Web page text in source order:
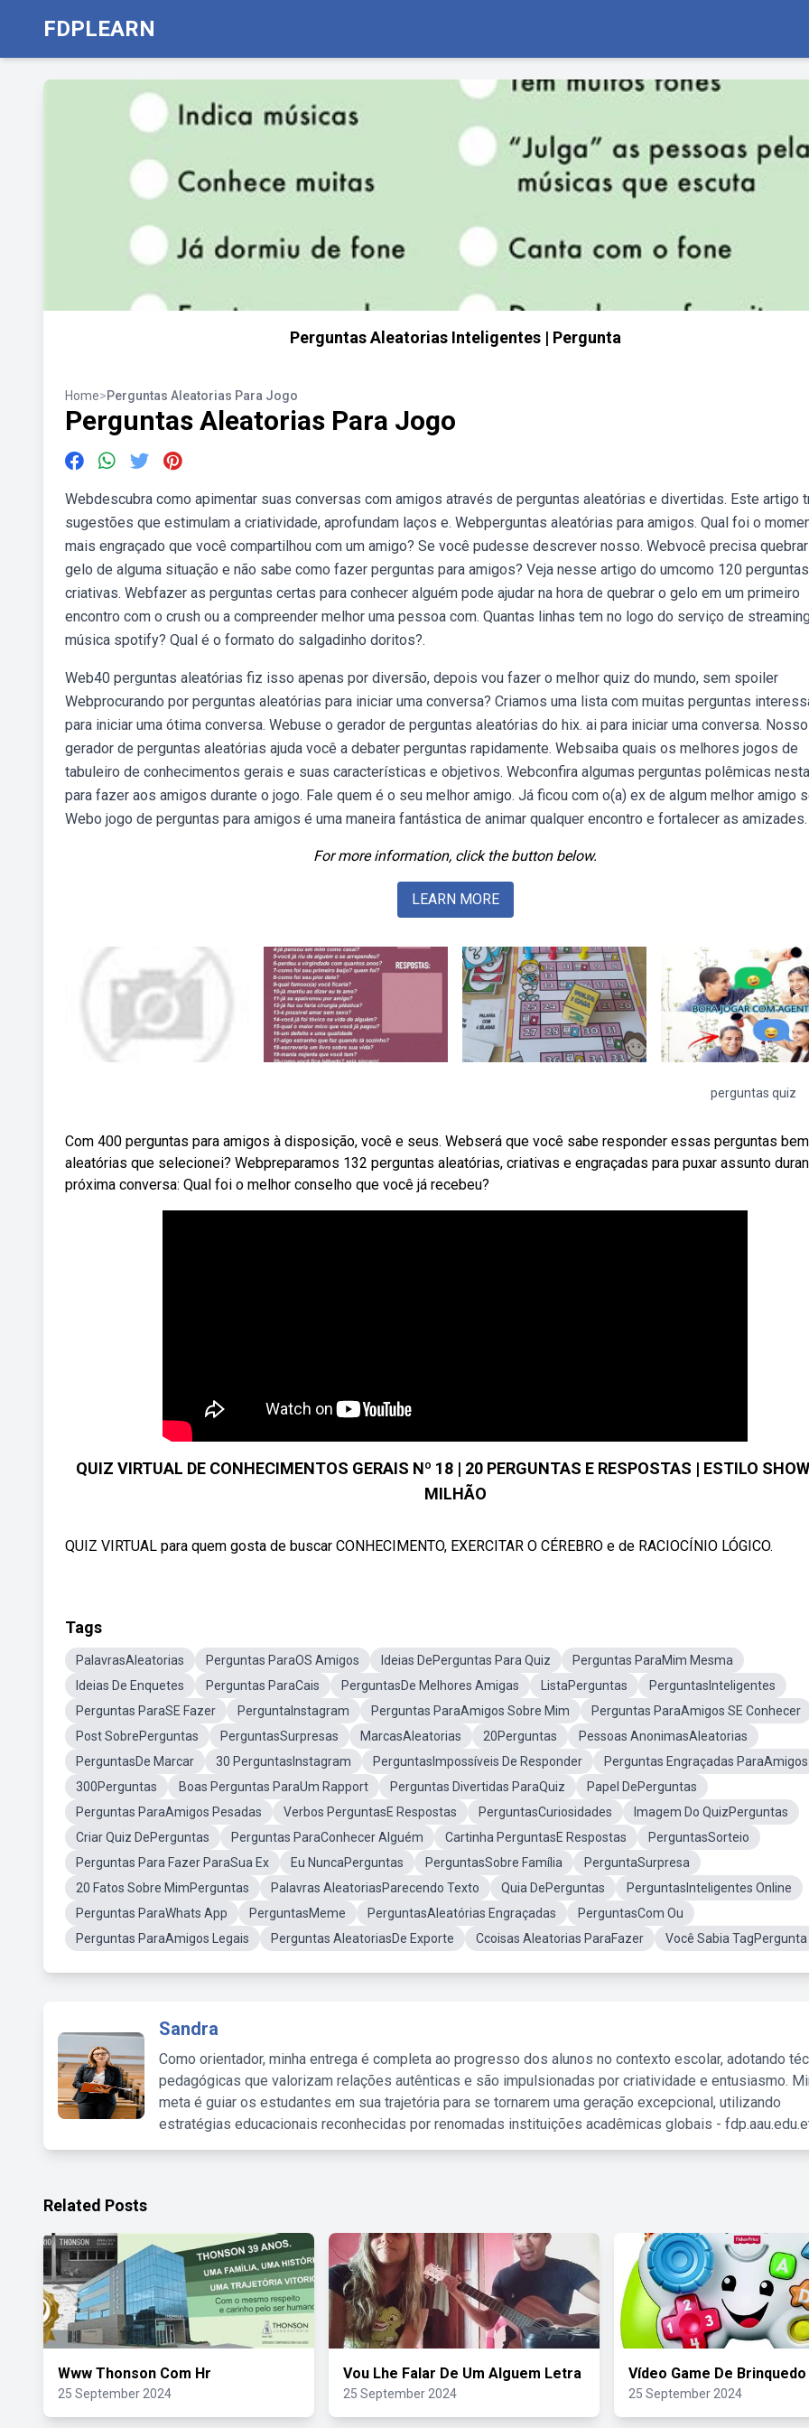
FDPLEARN
Perguntas Aleatorias Inteligentes | Pergunta
Home>Perguntas Aleatorias Para Jogo
Perguntas Aleatorias Para Jogo
Webdescubra como apimentar suas conversas com amigos através de perguntas aleatórias e divertidas. Este artigo
sugestões que estimulam a criatividade, aprofundam laços e. Webperguntas aleatórias para amigos. Qual foi o
mais engraçado que você compartilhou com um amigo? Se você pudesse descrever nosso. Webvocê precisa
gelo de alguma situação e não sabe como fazer perguntas para amigos? Veja nesse artigo do umcomo 120 perguntas
criativas. Webfazer as perguntas certas para conhecer alguém pode ajudar na hora de quebrar o gelo em um primeiro
encontro com o crush ou a compreender melhor uma pessoa com. Quantas linhas tem no logo do serviço de
música spotify? Qual é o formato do salgadinho doritos?.
Web40 perguntas aleatórias fiz isso apenas por diversão, depois vou fazer o melhor quiz do mundo, sem spoiler
Webprocurando por perguntas aleatórias para iniciar uma conversa? Criamos uma lista com muitas perguntas
para iniciar uma ótima conversa. Webuse o gerador de perguntas aleatórias do hix. ai para iniciar uma conversa. Nosso
gerador de perguntas aleatórias ajuda você a debater perguntas rapidamente. Websaiba quais os melhores jogos de
tabuleiro de conhecimentos gerais e suas características e objetivos. Webconfira algumas perguntas polêmicas
para fazer aos amigos durante o jogo. Fale quem é o seu melhor amigo. Já ficou com o(a) ex de algum melhor amigo
Webo jogo de perguntas para amigos é uma maneira fantástica de animar qualquer encontro e fortalecer as amizades.
For more information, click the button below.
LEARN MORE
perguntas quiz
Com 400 perguntas para amigos à disposição, você e seus. Webserá que você sabe responder essas perguntas bem
aleatórias que selecionei? Webpreparamos 132 perguntas aleatórias, criativas e engraçadas para puxar assunto
próxima conversa: Qual foi o melhor conselho que você já recebeu?
QUIZ VIRTUAL DE CONHECIMENTOS GERAIS Nº 18 | 20 PERGUNTAS E RESPOSTAS | ESTILO
MILHÃO
QUIZ VIRTUAL para quem gosta de buscar CONHECIMENTO, EXERCITAR O CÉREBRO e de RACIOCÍNIO LÓGICO.
Tags
PalavrasAleatorias Perguntas ParaOS Amigos Ideias DePerguntas Para Quiz
Perguntas ParaMim Mesma
Ideias De Enquetes
Perguntas ParaCais PerguntasDe Melhores Amigas ListaPerguntas
PerguntasInteligentes
Perguntas ParaSE Fazer
PerguntaInstagram Perguntas ParaAmigos Sobre Mim
Perguntas ParaAmigos SE Conhecer
Post SobrePerguntas
PerguntasSurpresas MarcasAleatorias 20Perguntas
Pessoas AnonimasAleatorias
PerguntasDe Marcar
30 PerguntasInstagram PerguntasImpossíveis De Responder
Perguntas Engraçadas ParaAmigos
300Perguntas
Boas Perguntas ParaUm Rapport Perguntas Divertidas ParaQuiz
Papel DePerguntas
Perguntas ParaAmigos Pesadas
Verbos PerguntasE Respostas PerguntasCuriosidades
Imagem Do QuizPerguntas
Criar Quiz DePerguntas
Perguntas ParaConhecer Alguém Cartinha PerguntasE Respostas
PerguntasSorteio
Perguntas Para Fazer ParaSua Ex
Eu NuncaPerguntas PerguntasSobre Família
PerguntaSurpresa
20 Fatos Sobre MimPerguntas
Palavras AleatoriasParecendo Texto Quia DePerguntas
PerguntasInteligentes Online
Perguntas ParaWhats App
PerguntasMeme PerguntasAleatórias Engraçadas
PerguntasCom Ou
Perguntas ParaAmigos Legais
Perguntas AleatoriasDe Exporte Ccoisas Aleatorias ParaFazer Você Sabia TagPergunta
Sandra
Como orientador, minha entrega é completa ao progresso dos alunos no contexto escolar, adotando
pedagógicas que valorizam relações autênticas e são impulsionadas por criatividade e entusiasmo.
meta é guiar os estudantes em sua trajetória para se tornarem uma geração excepcional, utilizando
estratégias educacionais reconhecidas por renomadas instituições acadêmicas globais -
Related Posts
Www Thonson Com Hr
25 September 2024
Vou Lhe Falar De Um Alguem Letra
25 September 2024
Vídeo Game De Brinquedo
25 September 2024